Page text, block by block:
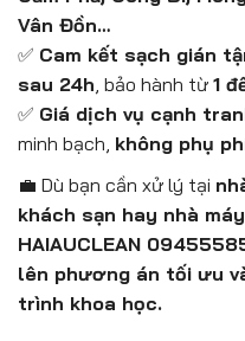
Vân Đồn…
✅ Cam kết sạch gián
sau 24h, bảo hành từ 1
✅ Giá dịch vụ cạnh
minh bạch, không phụ
💼 Dù bạn cần xử lý tại
khách sạn hay nhà máy
HAIAUCLEAN
lên phương án tối ưu
trình khoa học.